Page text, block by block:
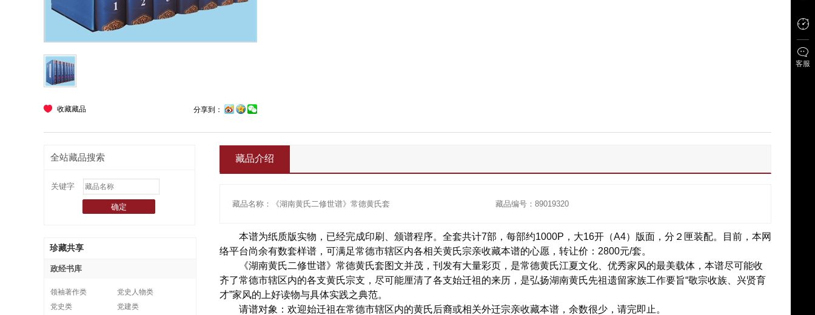
客服
收藏藏品 分享到：
藏品介绍
藏品名称：《湖南黄氏二修世谱》常德黄氏套 藏品编号：89019320
本谱为纸质版实物，已经完成印刷、颁谱程序。全套共计7部，每部约1000P，大16开（A4）版面，分２匣装配。目前，本网
络平台尚余有数套样谱，可满足常德市辖区内各相关黄氏宗亲收藏本谱的心愿，转让价：2800元/套。
《湖南黄氏二修世谱》常德黄氏套图文并茂，刊发有大量彩页，是常德黄氏江夏文化、优秀家风的最美载体，本谱尽可能收
齐了常德市辖区内的各支黄氏宗支，尽可能厘清了各支始迁祖的来历，是弘扬湖南黄氏先祖遗留家族工作要旨“敬宗收族、兴贤育
才”家风的上好读物与具体实践之典范。
请谱对象：欢迎始迁祖在常德市辖区内的黄氏后裔或相关外迁宗亲收藏本谱，余数很少，请完即止。
全站藏品搜索
关键字
珍藏共享
政经书库
领袖著作类
党史人物类
党史类
党建类